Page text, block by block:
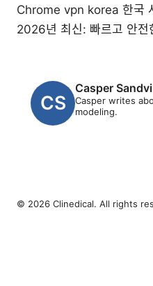
Chrome vpn korea 한국
2026년 최신: 빠르고 안전
Casper
Casper writes
modeling.
© 2026 Clinedical. All rights